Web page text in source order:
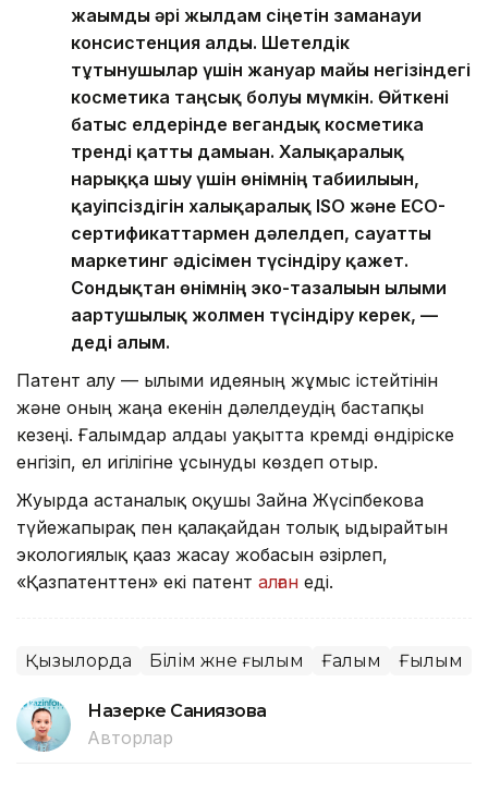
жағымды әрі жылдам сіңетін заманауи
консистенция алды. Шетелдік
тұтынушылар үшін жануар майы негізіндегі
косметика таңсық болуы мүмкін. Өйткені
батыс елдерінде вегандық косметика
тренді қатты дамыған. Халықаралық
нарыққа шығу үшін өнімнің табиғилығын,
қауіпсіздігін халықаралық ISO және ECO-
сертификаттармен дәлелдеп, сауатты
маркетинг әдісімен түсіндіру қажет.
Сондықтан өнімнің эко-тазалығын ғылыми
ағартушылық жолмен түсіндіру керек, —
деді ғалым.
Патент алу — ғылыми идеяның жұмыс істейтінін
және оның жаңа екенін дәлелдеудің бастапқы
кезеңі. Ғалымдар алдағы уақытта кремді өндіріске
енгізіп, ел игілігіне ұсынуды көздеп отыр.
Жуырда астаналық оқушы Зайна Жүсіпбекова
түйежапырақ пен қалақайдан толық ыдырайтын
экологиялық қағаз жасау жобасын әзірлеп,
«Қазпатенттен» екі патент алған еді.
Қызылорда Білім және ғылым Ғалым Ғылым
Назерке Саниязова
Авторлар